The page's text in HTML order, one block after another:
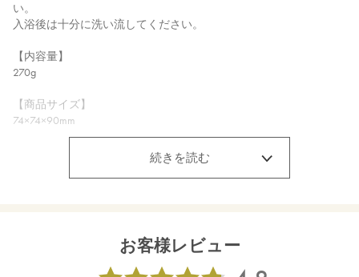
い。
入浴後は十分に洗い流してください。
【内容量】
270g
【商品サイズ】
74×74×90mm
海塩、カオリン、イライト、ダマスクバラ花油、ラベンダー油 、
サンタルムアウストロカレドニクム木油、サガラメエキス、ユズ
果実エキス、スクレロカリアビレア種子油、水、BG、エタノール
続きを読む
お客様レビュー